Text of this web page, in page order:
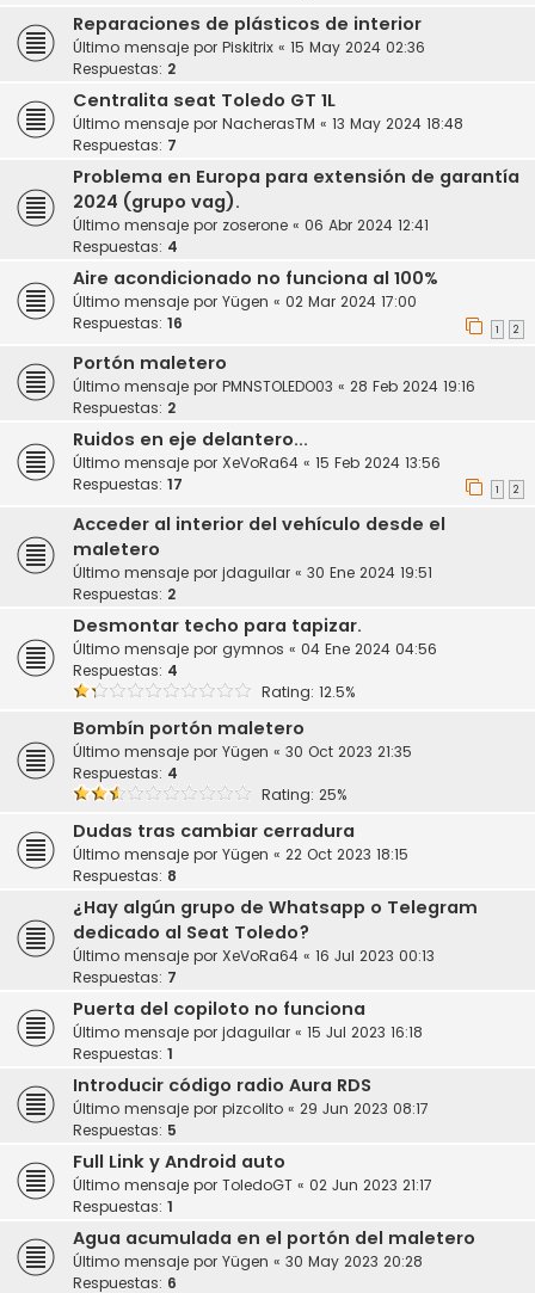
Reparaciones de plásticos de interior
Último mensaje por Piskitrix « 15 May 2024 02:36
Respuestas: 2
Centralita seat Toledo GT 1L
Último mensaje por NacherasTM « 13 May 2024 18:48
Respuestas: 7
Problema en Europa para extensión de garantía
2024 (grupo vag).
Último mensaje por zoserone « 06 Abr 2024 12:41
Respuestas: 4
Aire acondicionado no funciona al 100%
Último mensaje por Yügen « 02 Mar 2024 17:00
Respuestas: 16 1 2
Portón maletero
Último mensaje por PMNSTOLEDO03 « 28 Feb 2024 19:16
Respuestas: 2
Ruidos en eje delantero...
Último mensaje por XeVoRa64 « 15 Feb 2024 13:56
Respuestas: 17 1 2
Acceder al interior del vehículo desde el
maletero
Último mensaje por jdaguilar « 30 Ene 2024 19:51
Respuestas: 2
Desmontar techo para tapizar.
Último mensaje por gymnos « 04 Ene 2024 04:56
Respuestas: 4
Rating: 12.5%
Bombín portón maletero
Último mensaje por Yügen « 30 Oct 2023 21:35
Respuestas: 4
Rating: 25%
Dudas tras cambiar cerradura
Último mensaje por Yügen « 22 Oct 2023 18:15
Respuestas: 8
¿Hay algún grupo de Whatsapp o Telegram
dedicado al Seat Toledo?
Último mensaje por XeVoRa64 « 16 Jul 2023 00:13
Respuestas: 7
Puerta del copiloto no funciona
Último mensaje por jdaguilar « 15 Jul 2023 16:18
Respuestas: 1
Introducir código radio Aura RDS
Último mensaje por pizcolito « 29 Jun 2023 08:17
Respuestas: 5
Full Link y Android auto
Último mensaje por ToledoGT « 02 Jun 2023 21:17
Respuestas: 1
Agua acumulada en el portón del maletero
Último mensaje por Yügen « 30 May 2023 20:28
Respuestas: 6